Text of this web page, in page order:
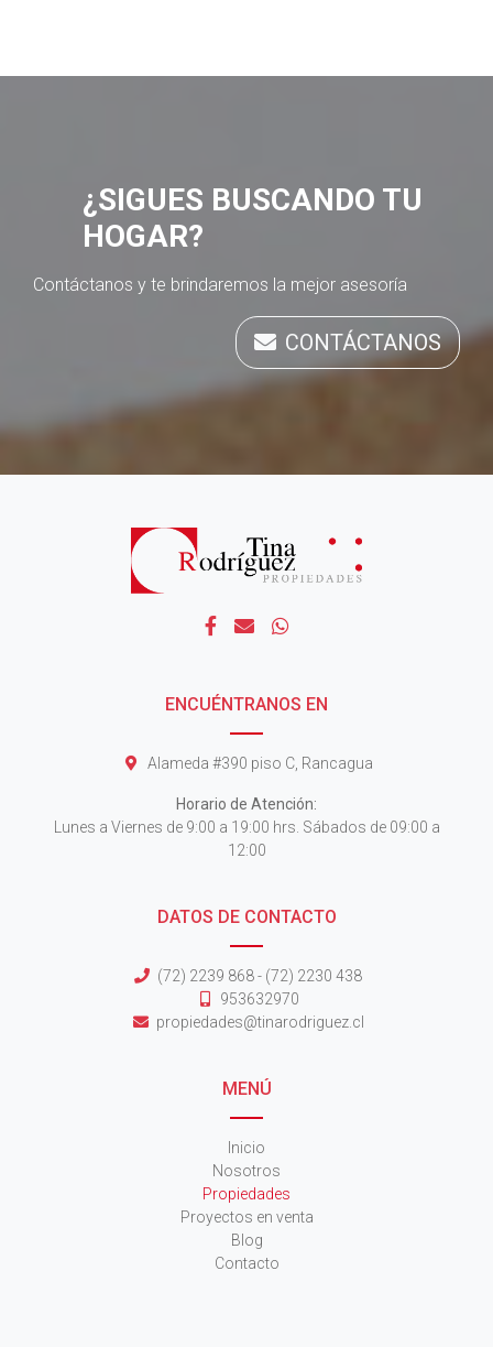
¿SIGUES BUSCANDO TU
HOGAR?
Contáctanos y te brindaremos la mejor asesoría
CONTÁCTANOS
ENCUÉNTRANOS EN
Alameda #390 piso C, Rancagua
Horario de Atención:
Lunes a Viernes de 9:00 a 19:00 hrs. Sábados de 09:00 a
12:00
DATOS DE CONTACTO
(72) 2239 868 - (72) 2230 438
953632970
propiedades@tinarodriguez.cl
MENÚ
Inicio
Nosotros
Propiedades
Proyectos en venta
Blog
Contacto